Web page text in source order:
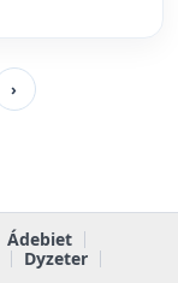
›
Ádebiet
Dyzeter